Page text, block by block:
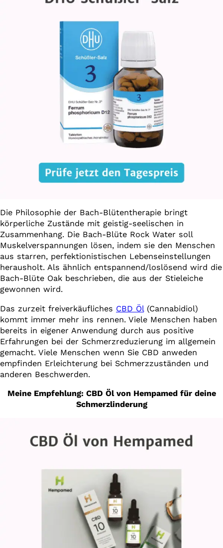
Die Philosophie der Bach-Blütentherapie bringt
körperliche Zustände mit geistig-seelischen in
Zusammenhang. Die Bach-Blüte Rock Water soll
Muskelverspannungen lösen, indem sie den Menschen
aus starren, perfektionistischen Lebenseinstellungen
herausholt. Als ähnlich entspannend/loslösend wird die
Bach-Blüte Oak beschrieben, die aus der Stieleiche
gewonnen wird.
Das zurzeit freiverkäufliches CBD Öl (Cannabidiol)
kommt immer mehr ins rennen. Viele Menschen haben
bereits in eigener Anwendung durch aus positive
Erfahrungen bei der Schmerzreduzierung im allgemein
gemacht. Viele Menschen wenn Sie CBD anweden
empfinden Erleichterung bei Schmerzzuständen und
anderen Beschwerden.
Meine Empfehlung: CBD Öl von Hempamed für deine
Schmerzlinderung